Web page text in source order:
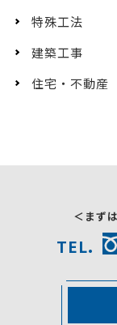
特殊工法
建築工事
住宅・不動産
＜まず
TEL.